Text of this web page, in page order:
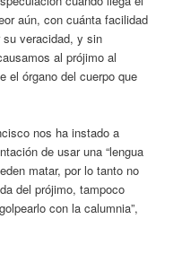
aún, con cuánta facilidad
su veracidad, y sin
al prójimo al
el órgano del cuerpo que
nos ha instado a
de usar una “lengua
matar, por lo tanto no
del prójimo, tampoco
con la calumnia”,